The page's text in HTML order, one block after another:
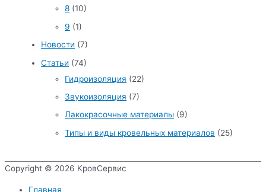
8 (10)
9 (1)
Новости (7)
Статьи (74)
Гидроизоляция (22)
Звукоизоляция (7)
Лакокрасочные материалы (9)
Типы и виды кровельных материалов (25)
Copyright © 2026 КровСервис
Главная